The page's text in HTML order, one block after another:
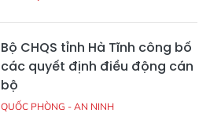
Bộ CHQS tỉnh Hà Tĩnh công bố
các quyết định điều động cán
bộ
QUỐC PHÒNG - AN NINH